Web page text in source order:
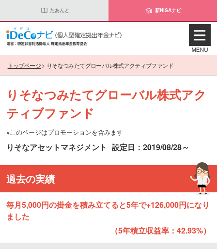
たあんと 新NISAナビ
トップページ> りそなつみたてグローバル株式アクティブファンド
りそなつみたてグローバル株式アク
ティブファンド
※このページはプロモーションを含みます
りそなアセットマネジメント 設定日：2019/08/28～
過去の実績
毎月5,000円の掛金を積み立てると5年で+126,000円になり
ました
（5年積立収益率：42.93%）